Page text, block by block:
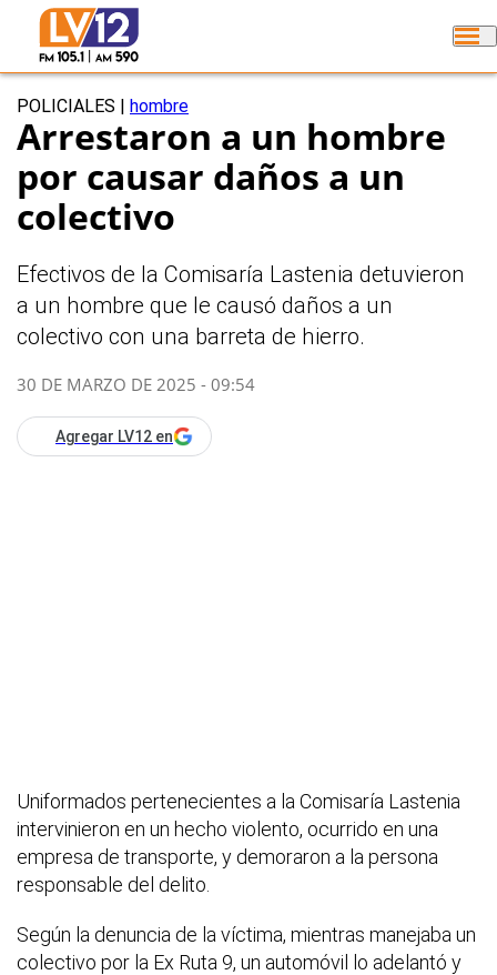
POLICIALES hombre
Arrestaron a un hombre
por causar daños a un
colectivo
Efectivos de la Comisaría Lastenia detuvieron
a un hombre que le causó daños a un
colectivo con una barreta de hierro.
30 DE MARZO DE 2025 - 09:54
Agregar LV12 en
Uniformados pertenecientes a la Comisaría Lastenia
intervinieron en un hecho violento, ocurrido en una
empresa de transporte, y demoraron a la persona
responsable del delito.
Según la denuncia de la víctima, mientras manejaba un
colectivo por la Ex Ruta 9, un automóvil lo adelantó y